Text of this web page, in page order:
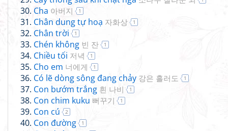
Cha 아버지 1
Chân dung tự hoạ 자화상 1
Chân trời 1
Chén không 빈 잔 1
Chiều tối 저녁 1
Cho em 너에게 1
Có lẽ dòng sông đang chảy 강은 흘러도 1
Con bướm trắng 흰 나비 1
Con chim kuku 뻐꾸기 1
Con cú 2
Con đường 1